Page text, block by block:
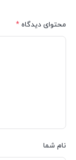
محتوای دیدگاه *
نام شما